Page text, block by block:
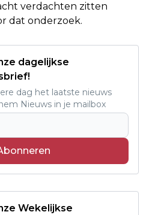
verdachten zitten
dat onderzoek.
dagelijkse
dag het laatste nieuws
Nieuws in je mailbox
Wekelijkse